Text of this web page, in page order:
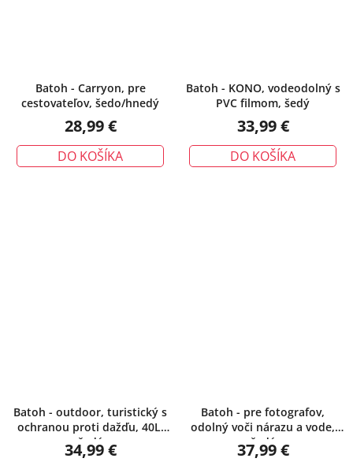
Batoh - Carryon, pre
cestovateľov, šedo/hnedý
28,99 €
DO KOŠÍKA
Batoh - KONO, vodeodolný s
PVC filmom, šedý
33,99 €
DO KOŠÍKA
Batoh - outdoor, turistický s
ochranou proti dažďu, 40L,
šedý
34,99 €
Batoh - pre fotografov,
odolný voči nárazu a vode,
šedý
37,99 €